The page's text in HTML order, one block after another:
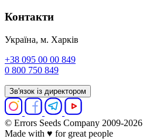
Контакти
Україна, м. Харків
+38 095 00 00 849
0 800 750 849
Зв'язок із директором
© Errors Seeds Company 2009-2026
Made with ♥ for great people